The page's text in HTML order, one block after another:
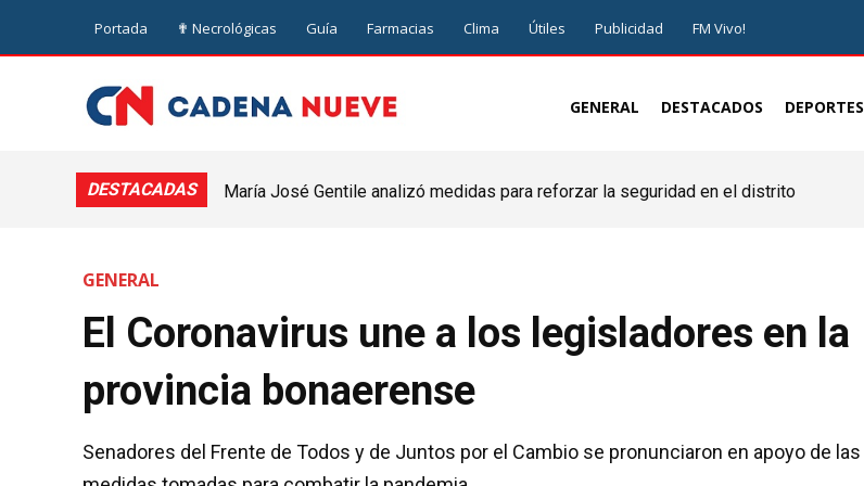
Portada ✟ Necrológicas Guía Farmacias Clima Útiles Publicidad FM Vivo!
GENERAL DESTACADOS DEPORTES
DESTACADAS
María José Gentile analizó medidas para reforzar la seguridad en el distrito
GENERAL
El Coronavirus une a los legisladores en la
provincia bonaerense
Senadores del Frente de Todos y de Juntos por el Cambio se pronunciaron en apoyo de las